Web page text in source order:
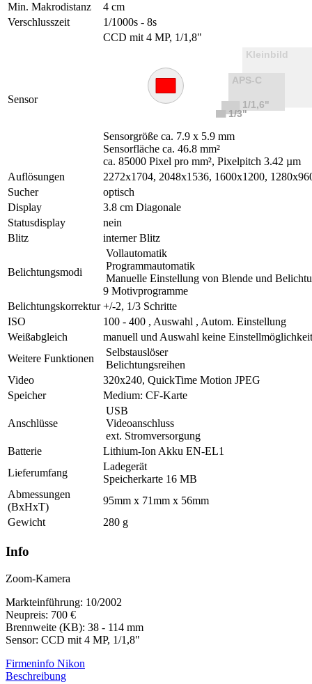
Min. Makrodistanz
4 cm
Verschlusszeit
1/1000s - 8s
Sensor
CCD mit 4 MP, 1/1,8"
Sensorgröße ca. 7.9 x 5.9 mm
Sensorfläche ca. 46.8 mm²
ca. 85000 Pixel pro mm², Pixelpitch 3.42 µm
Auflösungen
2272x1704, 2048x1536, 1600x1200,
Sucher
optisch
Display
3.8 cm Diagonale
Statusdisplay
nein
Blitz
interner Blitz
Belichtungsmodi
Vollautomatik
Programmautomatik
Manuelle Einstellung von Blende und
9 Motivprogramme
Belichtungskorrektur +/-2, 1/3 Schritte
ISO
100 - 400 , Auswahl , Autom. Einstellung
Weißabgleich
manuell und Auswahl keine
Weitere Funktionen
Selbstauslöser
Belichtungsreihen
Video
320x240, QuickTime Motion JPEG
Speicher
Medium: CF-Karte
Anschlüsse
USB
Videoanschluss
ext. Stromversorgung
Batterie
Lithium-Ion Akku EN-EL1
Lieferumfang
Ladegerät
Speicherkarte 16 MB
Abmessungen
(BxHxT)
95mm x 71mm x 56mm
Gewicht
280 g
Info
Zoom-Kamera
Markteinführung: 10/2002
Neupreis: 700 €
Brennweite (KB): 38 - 114 mm
Sensor: CCD mit 4 MP, 1/1,8"
Firmeninfo Nikon
Beschreibung